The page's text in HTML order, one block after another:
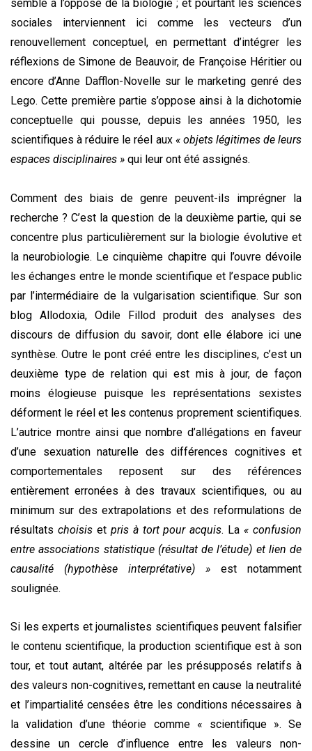
semble à l’opposé de la biologie ; et pourtant les sciences
sociales interviennent ici comme les vecteurs d’un
renouvellement conceptuel, en permettant d’intégrer les
réflexions de Simone de Beauvoir, de Françoise Héritier ou
encore d’Anne Dafflon-Novelle sur le marketing genré des
Lego. Cette première partie s’oppose ainsi à la dichotomie
conceptuelle qui pousse, depuis les années 1950, les
scientifiques à réduire le réel aux « objets légitimes de leurs
espaces disciplinaires » qui leur ont été assignés.
Comment des biais de genre peuvent-ils imprégner la
recherche ? C’est la question de la deuxième partie, qui se
concentre plus particulièrement sur la biologie évolutive et
la neurobiologie. Le cinquième chapitre qui l’ouvre dévoile
les échanges entre le monde scientifique et l’espace public
par l’intermédiaire de la vulgarisation scientifique. Sur son
blog Allodoxia, Odile Fillod produit des analyses des
discours de diffusion du savoir, dont elle élabore ici une
synthèse. Outre le pont créé entre les disciplines, c’est un
deuxième type de relation qui est mis à jour, de façon
moins élogieuse puisque les représentations sexistes
déforment le réel et les contenus proprement scientifiques.
L’autrice montre ainsi que nombre d’allégations en faveur
d’une sexuation naturelle des différences cognitives et
comportementales reposent sur des références
entièrement erronées à des travaux scientifiques, ou au
minimum sur des extrapolations et des reformulations de
résultats choisiset pris à tort pour acquis. La« confusion
entre associations statistique (résultat de l’étude) et lien de
causalité (hypothèse interprétative) » est notamment
soulignée.
Si les experts et journalistes scientifiques peuvent falsifier
le contenu scientifique, la production scientifique est à son
tour, et tout autant, altérée par les présupposés relatifs à
des valeurs non-cognitives, remettant en cause la neutralité
et l’impartialité censées être les conditions nécessaires à
la validation d’une théorie comme « scientifique ». Se
dessine un cercle d’influence entre les valeurs non-